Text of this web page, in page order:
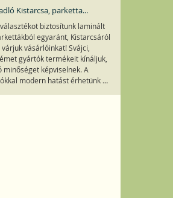
Kistarcsa, parketta...
biztosítunk laminált
egyaránt, Kistarcsáról
vásárlóinkat! Svájci,
gyártók termékeit kínáljuk,
minőséget képviselnek. A
modern hatást érhetünk...